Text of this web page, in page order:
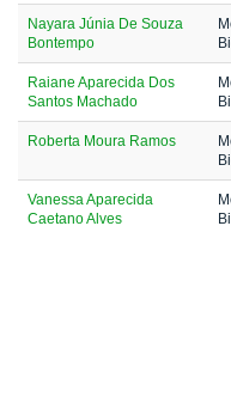
Nayara Júnia De Souza
Bontempo
Raiane Aparecida Dos
Santos Machado
Roberta Moura Ramos
Vanessa Aparecida
Caetano Alves